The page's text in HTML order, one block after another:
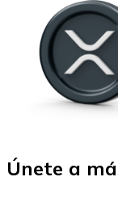
Únete a